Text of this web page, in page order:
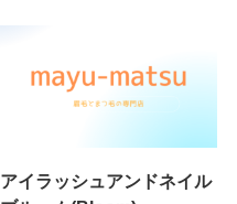
アイラッシュアンドネイル